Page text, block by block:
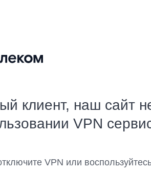
клиент, наш сайт
VPN
VPN или